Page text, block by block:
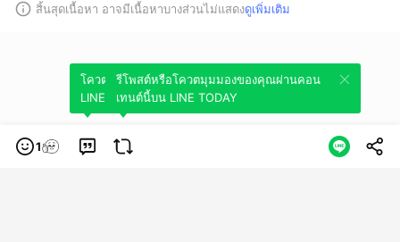
สิ้นสุดเนื้อหา อาจมีเนื้อหาบางส่วนไม่แสดงดูเพิ่มเติม
1
โควตมุมมองของคุณผ่านคอนเทนต์นี้บน
LINE TODAY
รีโพสต์หรือโควตมุมมองของคุณผ่านคอน
เทนต์นี้บน LINE TODAY